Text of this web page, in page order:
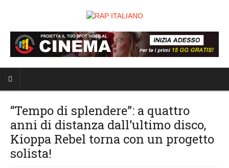
“Tempo di splendere”: a quattro
anni di distanza dall’ultimo disco,
Kioppa Rebel torna con un progetto
solista!